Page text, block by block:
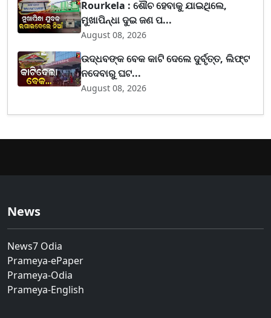
Rourkela : ଶୌଚ ହେବାକୁ ଯାଇଥିଲେ,
ମୁଖାପିନ୍ଧା ଦୁଇ ଜଣ ପ...
August 08, 2026
ଉଦ୍ଧବଙ୍କ ବେକ କାଟି ଦେଲେ ଦୁର୍ବୃତ୍ତ, ଲିଫ୍ଟ
ନଦେବାରୁ ଘଟ...
August 08, 2026
News
News7 Odia
Prameya-ePaper
Prameya-Odia
Prameya-English